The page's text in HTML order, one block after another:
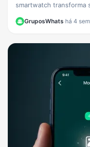
smartwatch transforma
GruposWhats·há 4